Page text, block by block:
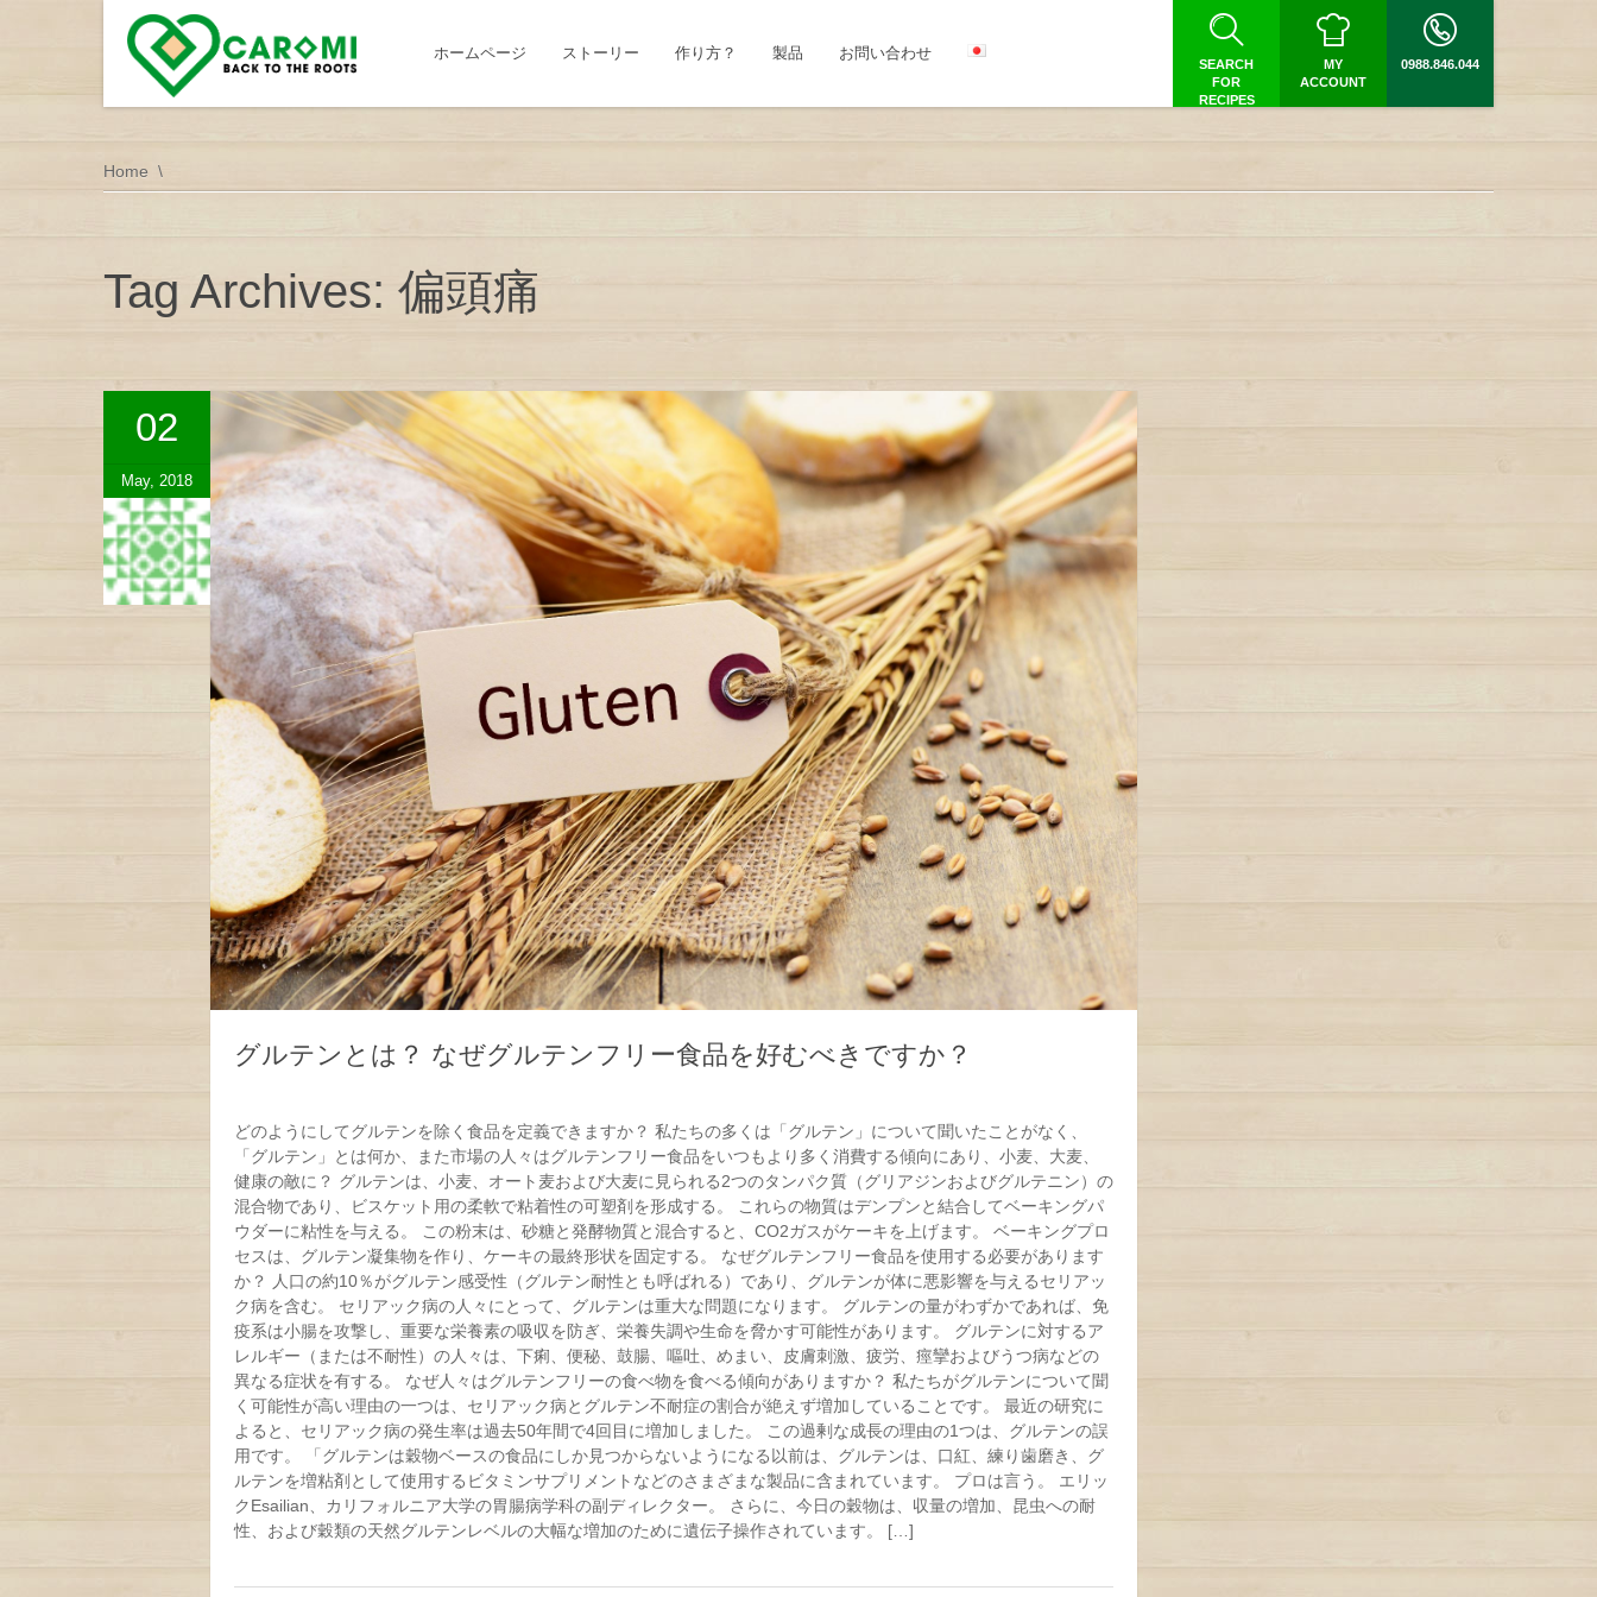
ホームページ ストーリー 作り方？ 製品 お問い合わせ
SEARCH
FOR
RECIPES
MY
ACCOUNT
0988.846.044
Home
Tag Archives: 偏頭痛
02
May, 2018
グルテンとは？ なぜグルテンフリー食品を好むべきですか？
どのようにしてグルテンを除く食品を定義できますか？ 私たちの多くは「グルテン」について聞いたことがなく、
「グルテン」とは何か、また市場の人々はグルテンフリー食品をいつもより多く消費する傾向にあり、小麦、大麦、
健康の敵に？ グルテンは、小麦、オート麦および大麦に見られる2つのタンパク質（グリアジンおよびグルテニン）の
混合物であり、ビスケット用の柔軟で粘着性の可塑剤を形成する。 これらの物質はデンプンと結合してベーキングパ
ウダーに粘性を与える。 この粉末は、砂糖と発酵物質と混合すると、CO2ガスがケーキを上げます。 ベーキングプロ
セスは、グルテン凝集物を作り、ケーキの最終形状を固定する。 なぜグルテンフリー食品を使用する必要があります
か？ 人口の約10％がグルテン感受性（グルテン耐性とも呼ばれる）であり、グルテンが体に悪影響を与えるセリアッ
ク病を含む。 セリアック病の人々にとって、グルテンは重大な問題になります。 グルテンの量がわずかであれば、免
疫系は小腸を攻撃し、重要な栄養素の吸収を防ぎ、栄養失調や生命を脅かす可能性があります。 グルテンに対するア
レルギー（または不耐性）の人々は、下痢、便秘、鼓腸、嘔吐、めまい、皮膚刺激、疲労、痙攣およびうつ病などの
異なる症状を有する。 なぜ人々はグルテンフリーの食べ物を食べる傾向がありますか？ 私たちがグルテンについて聞
く可能性が高い理由の一つは、セリアック病とグルテン不耐症の割合が絶えず増加していることです。 最近の研究に
よると、セリアック病の発生率は過去50年間で4回目に増加しました。 この過剰な成長の理由の1つは、グルテンの誤
用です。 「グルテンは穀物ベースの食品にしか見つからないようになる以前は、グルテンは、口紅、練り歯磨き、グ
ルテンを増粘剤として使用するビタミンサプリメントなどのさまざまな製品に含まれています。 プロは言う。 エリッ
クEsailian、カリフォルニア大学の胃腸病学科の副ディレクター。 さらに、今日の穀物は、収量の増加、昆虫への耐
性、および穀類の天然グルテンレベルの大幅な増加のために遺伝子操作されています。 […]